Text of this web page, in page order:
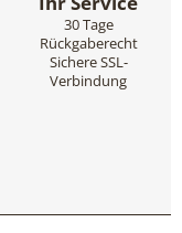
30 Tage
Rückgaberecht
Sichere SSL-
Verbindung